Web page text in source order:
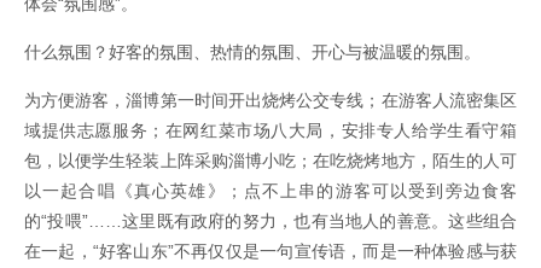
体会“氛围感”。
什么氛围？好客的氛围、热情的氛围、开心与被温暖的氛围。
为方便游客，淄博第一时间开出烧烤公交专线；在游客人流密集区
域提供志愿服务；在网红菜市场八大局，安排专人给学生看守箱
包，以便学生轻装上阵采购淄博小吃；在吃烧烤地方，陌生的人可
以一起合唱《真心英雄》；点不上串的游客可以受到旁边食客
的“投喂”……这里既有政府的努力，也有当地人的善意。这些组合
在一起，“好客山东”不再仅仅是一句宣传语，而是一种体验感与获